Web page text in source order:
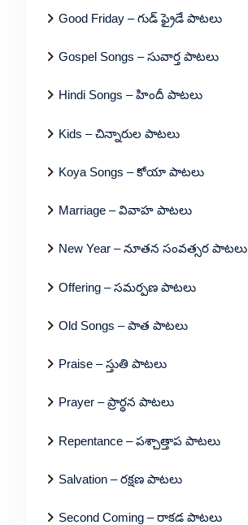
Good Friday – గుడ్ ఫ్రైడే పాటలు
Gospel Songs – సువార్త పాటలు
Hindi Songs – హిందీ పాటలు
Kids – చిన్నారుల పాటలు
Koya Songs – కోయా పాటలు
Marriage – వివాహ పాటలు
New Year – నూతన సంవత్సర పాటలు
Offering – సమర్పణ పాటలు
Old Songs – పాత పాటలు
Praise – స్తుతి పాటలు
Prayer – ప్రార్థన పాటలు
Repentance – పశ్చాత్తాప పాటలు
Salvation – రక్షణ పాటలు
Second Coming – రాకడ పాటలు